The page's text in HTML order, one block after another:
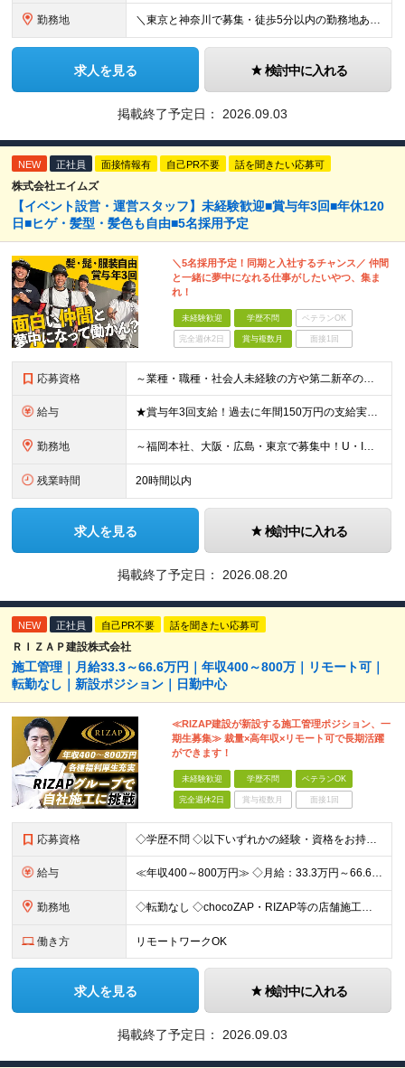
勤務地 ＼東京と神奈川で募集・徒歩5分以内の勤務地あり／ ■根岸事務所 東京都台東区根岸5-6-14 根岸5光ビル ■阿佐ヶ谷事務所 東京都杉並区成田東4-38-25 ■大橋事務所 東京都目黒区大橋2-8-1
求人を見る 検討中に入れる
掲載終了予定日： 2026.09.03
NEW 正社員 面接情報有 自己PR不要 話を聞きたい応募可
株式会社エイムズ
【イベント設営・運営スタッフ】未経験歓迎■賞与年3回■年休120
日■ヒゲ・髪型・髪色も自由■5名採用予定
＼5名採用予定！同期と入社するチャンス／ 仲間
と一緒に夢中になれる仕事がしたいやつ、集ま
れ！
未経験歓迎 学歴不問 ベテランOK
完全週休2日 賞与複数月 面接1回
応募資格 ～業種・職種・社会人未経験の方や第二新卒の方も歓迎！～ ■学歴不問 ■35歳以下※若年層の長期キャリア形成を図るため ＼意欲重視の人物採用！ こんな方をお待ちしています／ ■チームでやり遂げる仕事が
給与 ★賞与年3回支給！過去に年間150万円の支給実績あり ★入社後も、経歴・年齢に関係なくスキル・能力に応じて年収UPが可能！ 現場で新入社員の教育係ができるレベルで月給30万円、支店長クラス（スタッフ
勤務地 ～福岡本社、大阪・広島・東京で募集中！U・Iターン大歓迎！～ ■福岡本社 ★「博多駅」より徒歩5分！ 福岡県福岡市博多区博多駅東2-5-21 博多プラザビル6F ※(変更の範囲)なし ■大阪支店
残業時間 20時間以内
求人を見る 検討中に入れる
掲載終了予定日： 2026.08.20
NEW 正社員 自己PR不要 話を聞きたい応募可
ＲＩＺＡＰ建設株式会社
施工管理｜月給33.3～66.6万円｜年収400～800万｜リモート可｜
転勤なし｜新設ポジション｜日勤中心
≪RIZAP建設が新設する施工管理ポジション、一
期生募集≫ 裁量×高年収×リモート可で長期活躍
ができます！
未経験歓迎 学歴不問 ベテランOK
完全週休2日 賞与複数月 面接1回
応募資格 ◇学歴不問 ◇以下いずれかの経験・資格をお持ちの方 ≪対象経験≫ ・店舗内装工事（フィットネス・飲食・物販など）の施工管理経験 ・電気/空調/給排水工事いずれかの施工管理経験（1年以上目安） ・職長
給与 ≪年収400～800万円≫ ◇月給：33.3万円～66.6万円 ◇残業代別途支給 ◇昇給年2回（実力次第でスピード昇給可能） スキル・経験に応じた評価制度 ￣￣￣￣￣￣￣￣￣￣￣￣￣ 新設チームのた
勤務地 ◇転勤なし ◇chocoZAP・RIZAP等の店舗施工を担当 ◇本社もしくは在宅での勤務になります 【本社所在地】 東京都新宿区西新宿8-17-1 住友不動産新宿グランドタワー36F 【転勤につい
働き方 リモートワークOK
求人を見る 検討中に入れる
掲載終了予定日： 2026.09.03